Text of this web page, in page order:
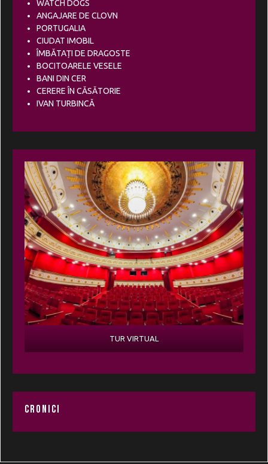
WATCH DOGS
ANGAJARE DE CLOVN
PORTUGALIA
CIUDAT IMOBIL
ÎMBĂTAȚI DE DRAGOSTE
BOCITOARELE VESELE
BANI DIN CER
CERERE ÎN CĂSĂTORIE
IVAN TURBINCĂ
TUR VIRTUAL
CRONICI